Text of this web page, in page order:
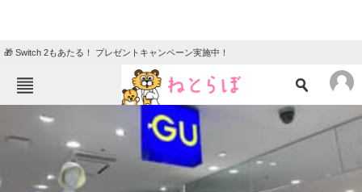
🎁 Switch 2もあたる！ プレゼントキャンペーン実施中！
TOP ニュース
クイズ